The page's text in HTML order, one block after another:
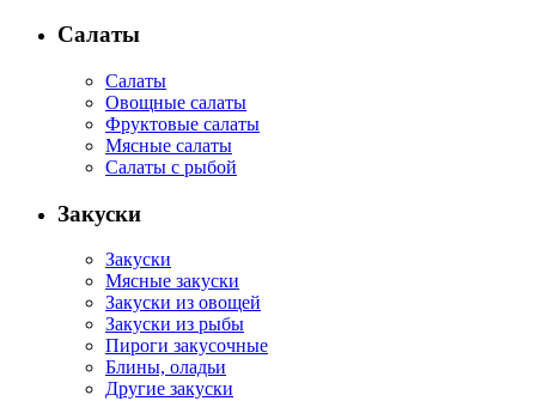
Салаты
Салаты
Овощные салаты
Фруктовые салаты
Мясные салаты
Салаты с рыбой
Закуски
Закуски
Мясные закуски
Закуски из овощей
Закуски из рыбы
Пироги закусочные
Блины, оладьи
Другие закуски